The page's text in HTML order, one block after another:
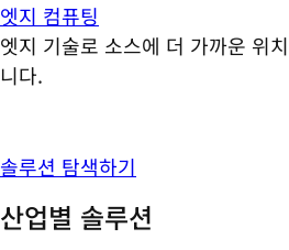
엣지 컴퓨팅
엣지 기술로 소스에 더 가까운 위
니다.
솔루션 탐색하기
산업별 솔루션